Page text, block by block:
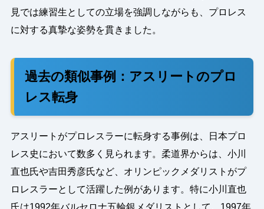
見では練習生としての立場を強調しながらも、プロレス
に対する真摯な姿勢を貫きました。
過去の類似事例：アスリートのプロ
レス転身
アスリートがプロレスラーに転身する事例は、日本プロ
レス史において数多く見られます。柔道界からは、小川
直也氏や吉田秀彦氏など、オリンピックメダリストがプ
ロレスラーとして活躍した例があります。特に小川直也
氏は1992年バルセロナ五輪銀メダリストとして、1997年